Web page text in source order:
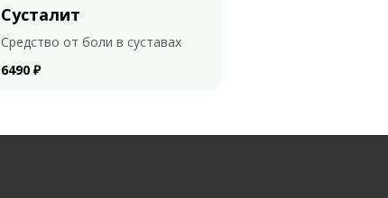
Сусталит
Средство от боли в суставах
6490 ₽